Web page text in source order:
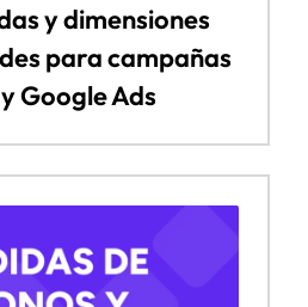
y dimensiones
para campañas
Google Ads